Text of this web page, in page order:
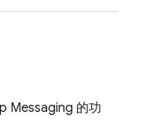
Messaging 的功